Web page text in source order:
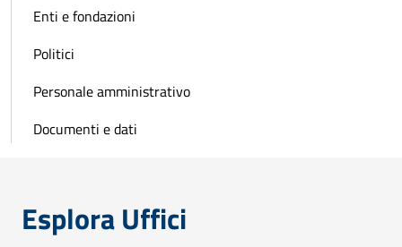
Enti e fondazioni
Politici
Personale amministrativo
Documenti e dati
Esplora Uffici